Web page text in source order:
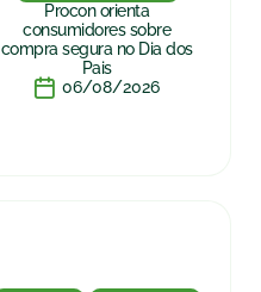
Procon orienta
consumidores sobre
compra segura no Dia dos
Pais
06/08/2026